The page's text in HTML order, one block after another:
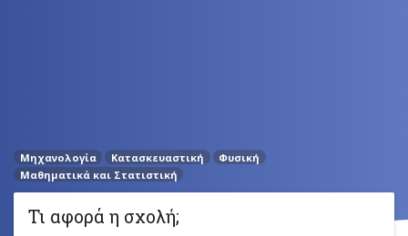
Μηχανολογία Κατασκευαστική
Φυσική
Μαθηματικά και Στατιστική
Τι αφορά η σχολή;